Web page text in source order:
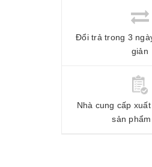
Đổi trả trong 3
giản
Nhà cung cấp
sản